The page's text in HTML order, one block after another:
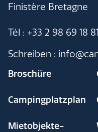
Finistère Bretagne
Tél : +33 2 98 69 18 81
Schreiben :
Broschüre
Campingplatzplan
Mietobjekte-